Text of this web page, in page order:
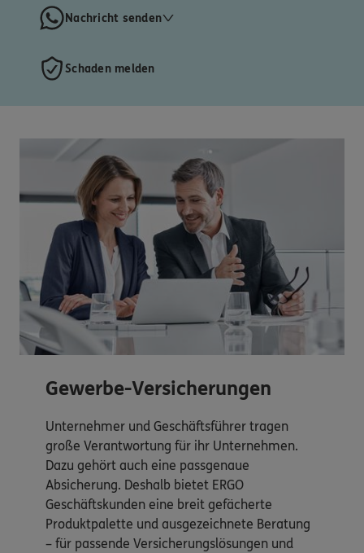
Nachricht senden
Schaden melden
Gewerbe-Versicherungen
Unternehmer und Geschäftsführer tragen
große Verantwortung für ihr Unternehmen.
Dazu gehört auch eine passgenaue
Absicherung. Deshalb bietet ERGO
Geschäftskunden eine breit gefächerte
Produktpalette und ausgezeichnete Beratung
– für passende Versicherungslösungen und